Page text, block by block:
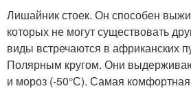
Лишайник стоек. Он способен
которых не могут существовать
виды встречаются в африканских
Полярным кругом. Они
и мороз (-50°С). Самая